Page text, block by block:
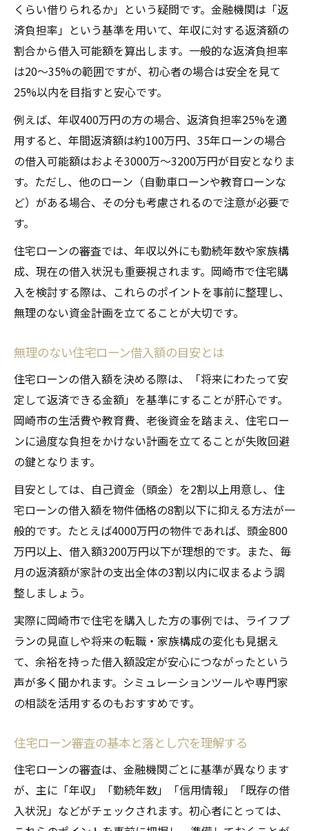
支援制度の申請条件と利用時の注意点
住宅購入時に知っておきたい岡崎市の特典
初心者が注意すべき住宅ローンの落とし穴
住宅ローン初心者が陥りがちな失敗例と対
返済計画で見落としやすい費用に注意
変動金利と固定金利の選び方ポイント
住宅ローン選びで比較すべき重要な条件
審査基準を甘く見ない住宅ローン申込の心
安心して進める岡崎市での資金計画実践法
住宅ローンを活用した資金計画の立て方
ライフプランに合わせた予算設定のコツ
無理なく続ける住宅ローン返済の工夫
住宅ローン初心者のための家計見直し法
くらい借りられるか」という疑問です。金融機関は「返
済負担率」という基準を用いて、年収に対する返済額の
割合から借入可能額を算出します。一般的な返済負担率
は20〜35%の範囲ですが、初心者の場合は安全を見て
25%以内を目指すと安心です。
例えば、年収400万円の方の場合、返済負担率25%を適
用すると、年間返済額は約100万円、35年ローンの場合
の借入可能額はおよそ3000万〜3200万円が目安となりま
す。ただし、他のローン（自動車ローンや教育ローンな
ど）がある場合、その分も考慮されるので注意が必要で
す。
住宅ローンの審査では、年収以外にも勤続年数や家族構
成、現在の借入状況も重要視されます。岡崎市で住宅購
入を検討する際は、これらのポイントを事前に整理し、
無理のない資金計画を立てることが大切です。
無理のない住宅ローン借入額の目安とは
住宅ローンの借入額を決める際は、「将来にわたって安
定して返済できる金額」を基準にすることが肝心です。
岡崎市の生活費や教育費、老後資金を踏まえ、住宅ロー
ンに過度な負担をかけない計画を立てることが失敗回避
の鍵となります。
目安としては、自己資金（頭金）を2割以上用意し、住
宅ローンの借入額を物件価格の8割以下に抑える方法が一
般的です。たとえば4000万円の物件であれば、頭金800
万円以上、借入額3200万円以下が理想的です。また、毎
月の返済額が家計の支出全体の3割以内に収まるよう調
整しましょう。
実際に岡崎市で住宅を購入した方の事例では、ライフプ
ランの見直しや将来の転職・家族構成の変化も見据え
て、余裕を持った借入額設定が安心につながったという
声が多く聞かれます。シミュレーションツールや専門家
の相談を活用するのもおすすめです。
住宅ローン審査の基本と落とし穴を理解する
住宅ローンの審査は、金融機関ごとに基準が異なります
が、主に「年収」「勤続年数」「信用情報」「既存の借
入状況」などがチェックされます。初心者にとっては、